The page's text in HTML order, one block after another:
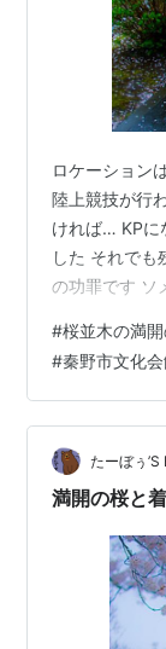
ロケーション
陸上競技が行
ければ… KPに
した それで
の功罪です ソ
が ピンクが強
ノの鈴なりの
した 奥に川が
だそうです ゆ
ます ここで、
…
#桜並木の満
#秦野市文化
たーぼぅ
満開の桜と